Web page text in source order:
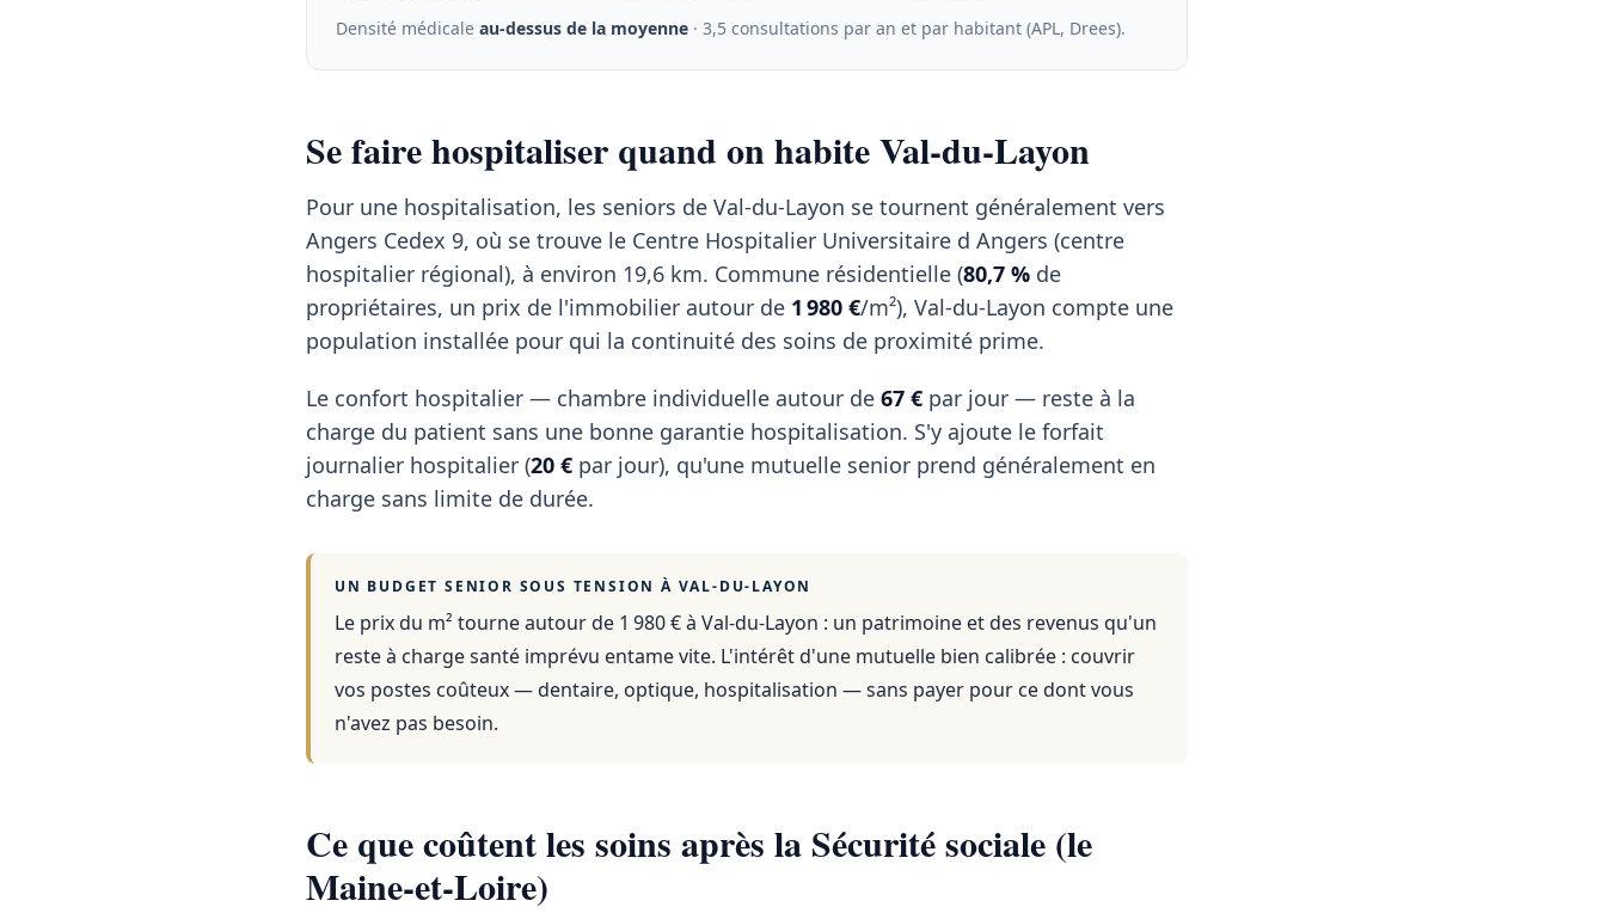
Densité médicale au-dessus de la moyenne · 3,5 consultations par an et par habitant (APL, Drees).
Se faire hospitaliser quand on habite Val-du-Layon
Pour une hospitalisation, les seniors de Val-du-Layon se tournent généralement vers
Angers Cedex 9, où se trouve le Centre Hospitalier Universitaire d Angers (centre
hospitalier régional), à environ 19,6 km. Commune résidentielle (80,7 % de
propriétaires, un prix de l'immobilier autour de 1 980 €/m²), Val-du-Layon compte une
population installée pour qui la continuité des soins de proximité prime.
Le confort hospitalier — chambre individuelle autour de 67 € par jour — reste à la
charge du patient sans une bonne garantie hospitalisation. S'y ajoute le forfait
journalier hospitalier (20 € par jour), qu'une mutuelle senior prend généralement en
charge sans limite de durée.
UN BUDGET SENIOR SOUS TENSION À VAL-DU-LAYON
Le prix du m² tourne autour de 1 980 €à Val-du-Layon : un patrimoine et des revenus qu'un
reste à charge santé imprévu entame vite. L'intérêt d'une mutuelle bien calibrée : couvrir
vos postes coûteux — dentaire, optique, hospitalisation — sans payer pour ce dont vous
n'avez pas besoin.
Ce que coûtent les soins après la Sécurité sociale (le
Maine-et-Loire)